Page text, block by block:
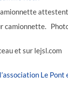
camionnette.
et sur lejsl.com